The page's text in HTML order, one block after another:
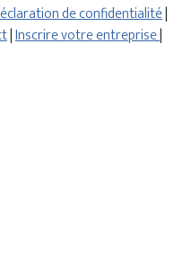
de confidentialité|
|Inscrire votre entreprise|